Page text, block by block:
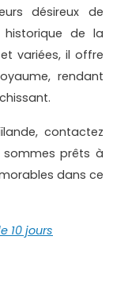
désireux de
de la
variées, il offre
rendant
contactez
sommes prêts à
dans ce
10 jours